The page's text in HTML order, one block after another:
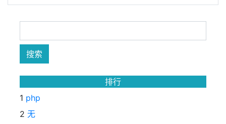
排行
1 php
2 无